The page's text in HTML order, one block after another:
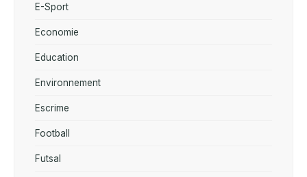
E-Sport
Economie
Education
Environnement
Escrime
Football
Futsal